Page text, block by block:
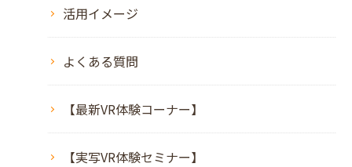
活用イメージ
よくある質問
【最新VR体験コーナー】
【実写VR体験セミナー】